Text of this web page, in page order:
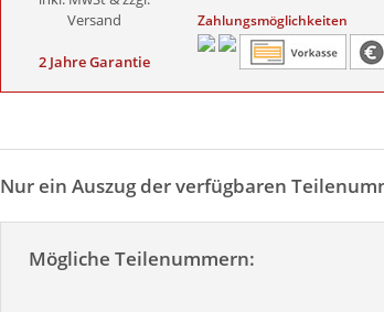
Versand
2 Jahre Garantie
Zahlungsmöglichkeiten
Nur ein Auszug der verfügbaren
Mögliche Teilenummern: